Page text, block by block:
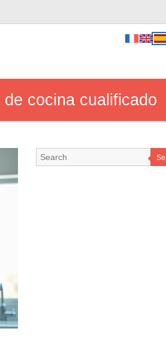
cocina cualificado